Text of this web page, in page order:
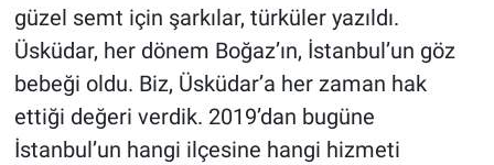
güzel semt için şarkılar, türküler yazıldı.
Üsküdar, her dönem Boğaz’ın, İstanbul’un göz
bebeği oldu. Biz, Üsküdar’a her zaman hak
ettiği değeri verdik. 2019’dan bugüne
İstanbul’un hangi ilçesine hangi hizmeti
Nedir
Popüler
Programlar